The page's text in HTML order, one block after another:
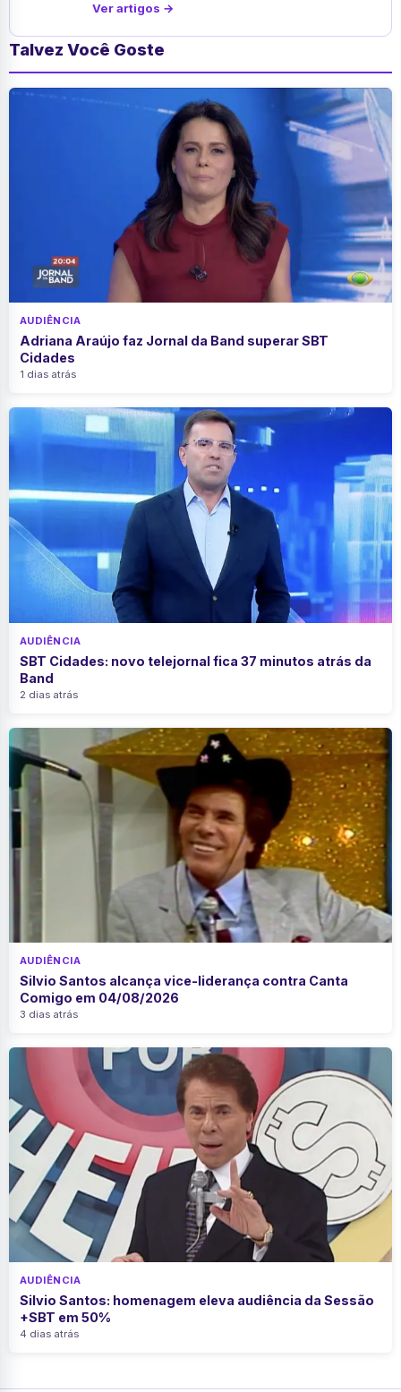
Ver artigos →
Talvez Você Goste
AUDIÊNCIA
Adriana Araújo faz Jornal da Band superar SBT
Cidades
1 dias atrás
AUDIÊNCIA
SBT Cidades: novo telejornal fica 37 minutos atrás da
Band
2 dias atrás
AUDIÊNCIA
Silvio Santos alcança vice-liderança contra Canta
Comigo em 04/08/2026
3 dias atrás
AUDIÊNCIA
Silvio Santos: homenagem eleva audiência da Sessão
+SBT em 50%
4 dias atrás